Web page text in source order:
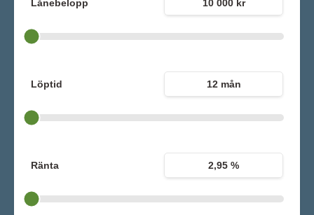
Lånebelopp 10 000 kr
Löptid 12 mån
Ränta 2,95 %